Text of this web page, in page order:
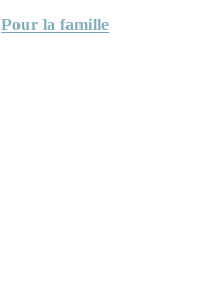
Pour la famille